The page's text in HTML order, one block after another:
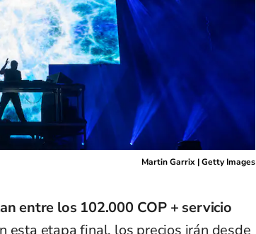
Martin Garrix | Getty Images
entre los 102.000 COP + servicio
esta etapa final, los precios irán desde